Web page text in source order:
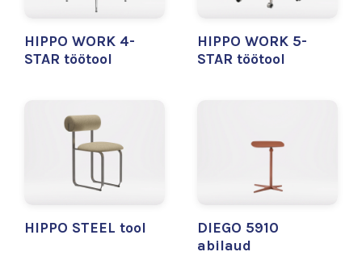
HIPPO WORK 4-
STAR töötool
HIPPO WORK 5-
STAR töötool
HIPPO STEEL tool
DIEGO 5910
abilaud